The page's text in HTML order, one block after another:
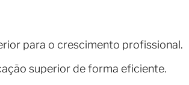
para o crescimento profissional.
superior de forma eficiente.